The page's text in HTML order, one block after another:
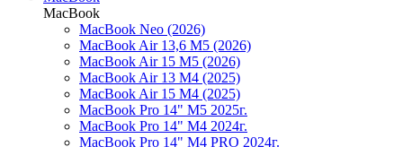
MacBook
MacBook Neo (2026)
MacBook Air 13,6 M5 (2026)
MacBook Air 15 M5 (2026)
MacBook Air 13 M4 (2025)
MacBook Air 15 M4 (2025)
MacBook Pro 14" M5 2025г.
MacBook Pro 14" M4 2024г.
MacBook Pro 14" M4 PRO 2024г.